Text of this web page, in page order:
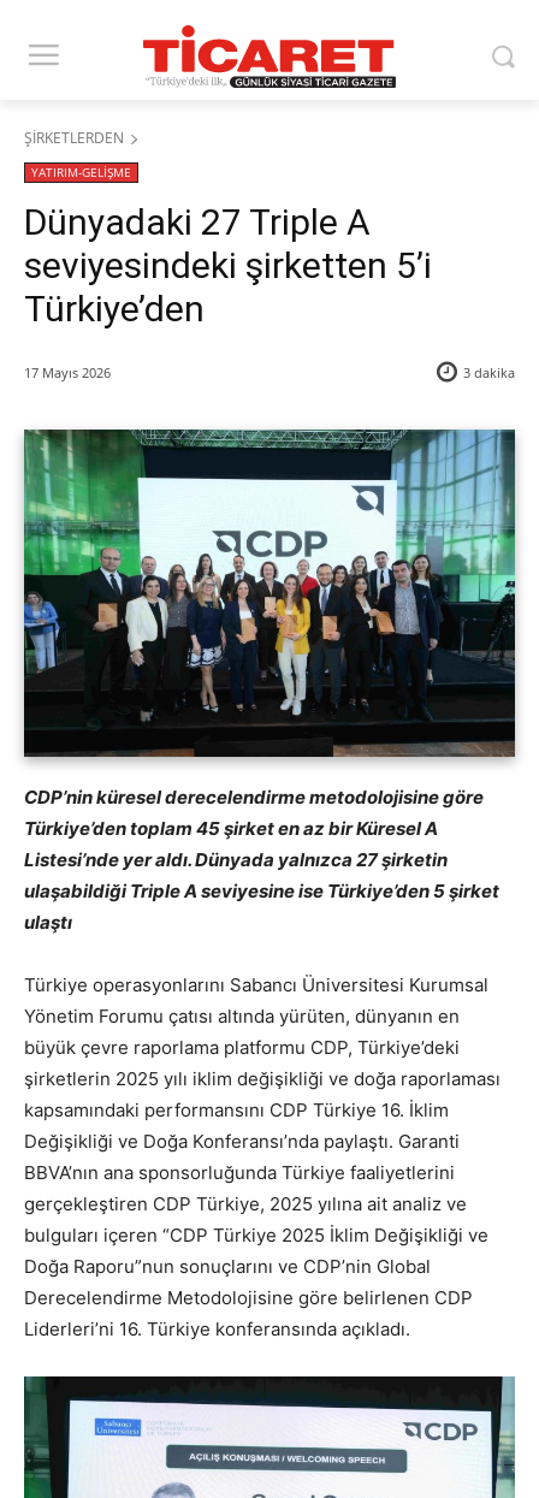
ŞİRKETLERDEN
YATIRIM-GELİŞME
​Dünyadaki 27 Triple A
seviyesindeki şirketten 5’i
Türkiye’den
17 Mayıs 2026 3 dakika
CDP’nin küresel derecelendirme metodolojisine göre
Türkiye’den toplam 45 şirket en az bir Küresel A
Listesi’nde yer aldı. Dünyada yalnızca 27 şirketin
ulaşabildiği Triple A seviyesine ise Türkiye’den 5 şirket
ulaştı
Türkiye operasyonlarını Sabancı Üniversitesi Kurumsal
Yönetim Forumu çatısı altında yürüten, dünyanın en
büyük çevre raporlama platformu CDP, Türkiye’deki
şirketlerin 2025 yılı iklim değişikliği ve doğa raporlaması
kapsamındaki performansını CDP Türkiye 16. İklim
Değişikliği ve Doğa Konferansı’nda paylaştı. Garanti
BBVA’nın ana sponsorluğunda Türkiye faaliyetlerini
gerçekleştiren CDP Türkiye, 2025 yılına ait analiz ve
bulguları içeren “CDP Türkiye 2025 İklim Değişikliği ve
Doğa Raporu”nun sonuçlarını ve CDP’nin Global
Derecelendirme Metodolojisine göre belirlenen CDP
Liderleri’ni 16. Türkiye konferansında açıkladı.